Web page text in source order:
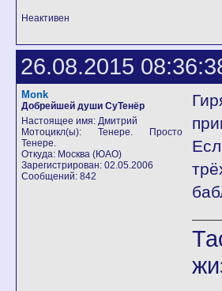
Неактивен
26.08.2015
Monk
Добрейшей души СуТенёр
Настоящее имя: Дмитрий
Мотоцикл(ы): Тенере. Просто
Тенере.
Откуда: Москва (ЮАО)
Зарегистрирован: 02.05.2006
Сообщений: 842